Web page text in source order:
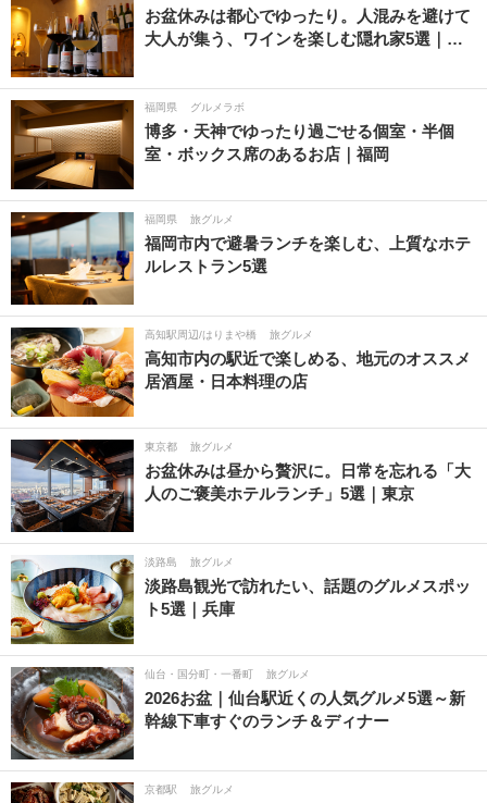
お盆休みは都心でゆったり。人混みを避けて
大人が集う、ワインを楽しむ隠れ家5選｜…
福岡県 グルメラボ
博多・天神でゆったり過ごせる個室・半個
室・ボックス席のあるお店｜福岡
福岡県 旅グルメ
福岡市内で避暑ランチを楽しむ、上質なホテ
ルレストラン5選
高知駅周辺/はりまや橋 旅グルメ
高知市内の駅近で楽しめる、地元のオススメ
居酒屋・日本料理の店
東京都 旅グルメ
お盆休みは昼から贅沢に。日常を忘れる「大
人のご褒美ホテルランチ」5選｜東京
淡路島 旅グルメ
淡路島観光で訪れたい、話題のグルメスポッ
ト5選｜兵庫
仙台・国分町・一番町 旅グルメ
2026お盆｜仙台駅近くの人気グルメ5選～新
幹線下車すぐのランチ＆ディナー
京都駅 旅グルメ